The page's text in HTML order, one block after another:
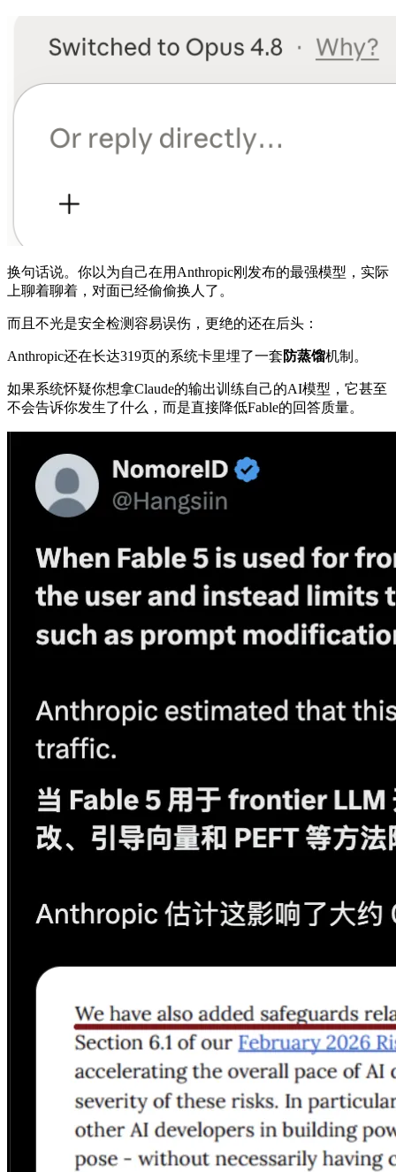
换句话说。你以为自己在用Anthropic刚发布的最强模型，实际
上聊着聊着，对面已经偷偷换人了。
而且不光是安全检测容易误伤，更绝的还在后头：
Anthropic还在长达319页的系统卡里埋了一套 防蒸馏机制。
如果系统怀疑你想拿Claude的输出训练自己的AI模型，它甚至
不会告诉你发生了什么，而是直接降低Fable的回答质量。